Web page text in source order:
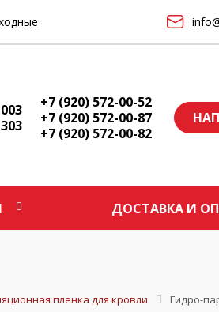
+7 (920) 572-00-52
+7 (920) 572-00-87
+7 (920) 572-00-82
ДОСТАВКА И
пленка для кровли Гидро-